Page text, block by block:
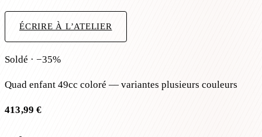
ÉCRIRE À L’ATELIER
Soldé · −35%
Quad enfant 49cc coloré — variantes plusieurs couleurs
413,99 €